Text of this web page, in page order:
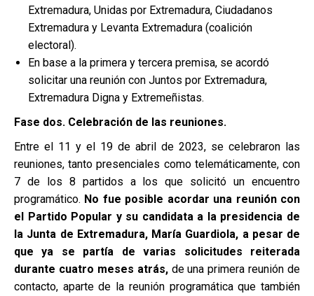
Extremadura, Unidas por Extremadura, Ciudadanos
Extremadura y Levanta Extremadura (coalición
electoral).
En base a la primera y tercera premisa, se acordó
solicitar una reunión con Juntos por Extremadura,
Extremadura Digna y Extremeñistas.
Fase dos. Celebración de las reuniones.
Entre el 11 y el 19 de abril de 2023, se celebraron las
reuniones, tanto presenciales como telemáticamente, con
7 de los 8 partidos a los que solicitó un encuentro
programático. No fue posible acordar una reunión con
el Partido Popular y su candidata a la presidencia de
la Junta de Extremadura, María Guardiola, a pesar de
que ya se partía de varias solicitudes reiterada
durante cuatro meses atrás,de una primera reunión de
contacto, aparte de la reunión programática que también